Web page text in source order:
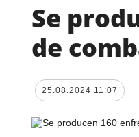
Se
de
25.08.2024 11:07